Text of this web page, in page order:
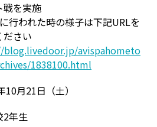
戦を実施
行われた時の様子は下記URLを
ださい
avispahometo
1838100.html
10月21日（土）
2年生